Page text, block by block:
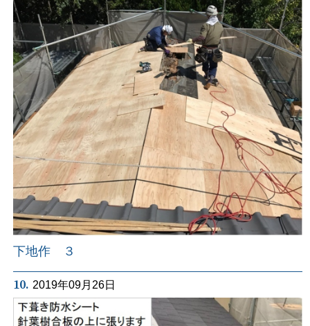
下地作 ３
10. 2019年09月26日